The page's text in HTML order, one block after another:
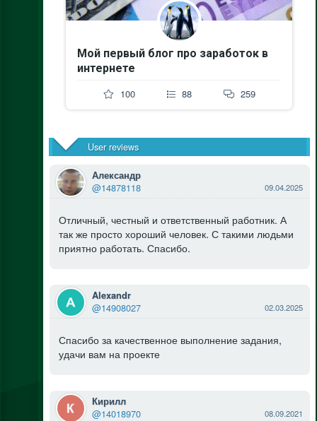
Мой первый блог про заработок в
интернете
100
88 259
User reviews
Александр
@14878118 09.04.2025
Отличный, честный и ответственный работник. А
так же просто хороший человек. С такими людьми
приятно работать. Спасибо.
Alexandr
@14908027 02.03.2025
Спасибо за качественное выполнение задания,
удачи вам на проекте
Кирилл
@14018970 08.09.2021